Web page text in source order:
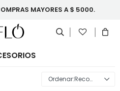
MAYORES A $ 5000.
Recomendados